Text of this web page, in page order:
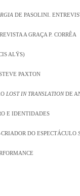
DE PASOLINI.
A GRAÇA P. CORRÊA
ALŸS)
PAXTON
LOST IN TRANSLATIONDE
E IDENTIDADES
DO ESPECTÁCULO